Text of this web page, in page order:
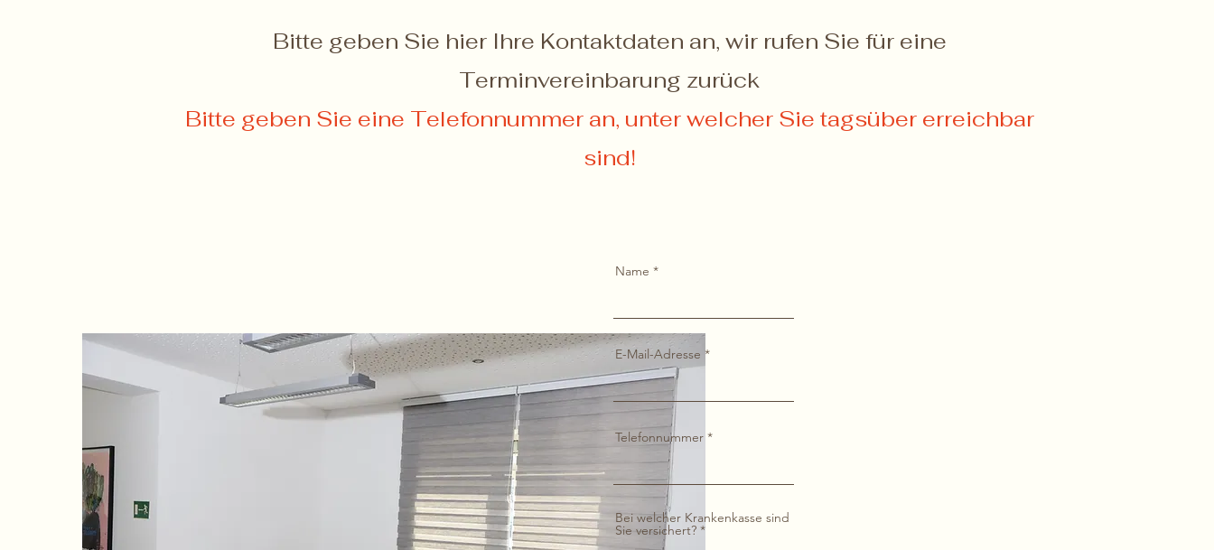
Bitte geben Sie hier Ihre Kontaktdaten an, wir rufen Sie für eine
Terminvereinbarung zurück
Bitte geben Sie eine Telefonnummer an, unter welcher Sie tagsüber erreichbar
sind!
Name
E-Mail-Adresse
Telefonnummer
Bei welcher Krankenkasse sind
Sie versichert?